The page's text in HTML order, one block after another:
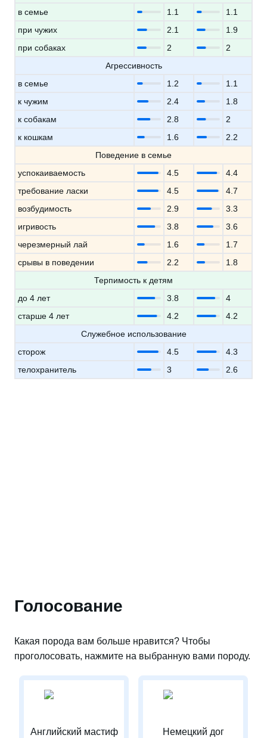
в семье
1.1
1.1
при чужих
2.1
1.9
при собаках
2
2
Агрессивность
в семье
1.2
1.1
к чужим
2.4
1.8
к собакам
2.8
2
к кошкам
1.6
2.2
Поведение в семье
успокаиваемость
4.5
4.4
требование ласки
4.5
4.7
возбудимость
2.9
3.3
игривость
3.8
3.6
черезмерный лай
1.6
1.7
срывы в поведении
2.2
1.8
Терпимость к детям
до 4 лет
3.8
4
старше 4 лет
4.2
4.2
Служебное использование
сторож
4.5
4.3
телохранитель
3 2.6
Голосование
Какая порода вам больше нравится? Чтобы
проголосовать, нажмите на выбранную вами породу.
Английский мастиф Немецкий дог